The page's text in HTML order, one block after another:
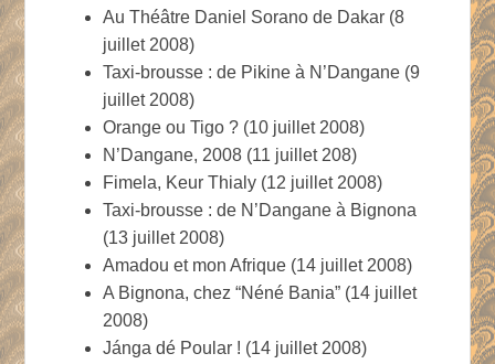
Au Théâtre Daniel Sorano de Dakar (8
juillet 2008)
Taxi-brousse : de Pikine à N’Dangane (9
juillet 2008)
Orange ou Tigo ? (10 juillet 2008)
N’Dangane, 2008 (11 juillet 208)
Fimela, Keur Thialy (12 juillet 2008)
Taxi-brousse : de N’Dangane à Bignona
(13 juillet 2008)
Amadou et mon Afrique (14 juillet 2008)
A Bignona, chez “Néné Bania” (14 juillet
2008)
Jánga dé Poular ! (14 juillet 2008)